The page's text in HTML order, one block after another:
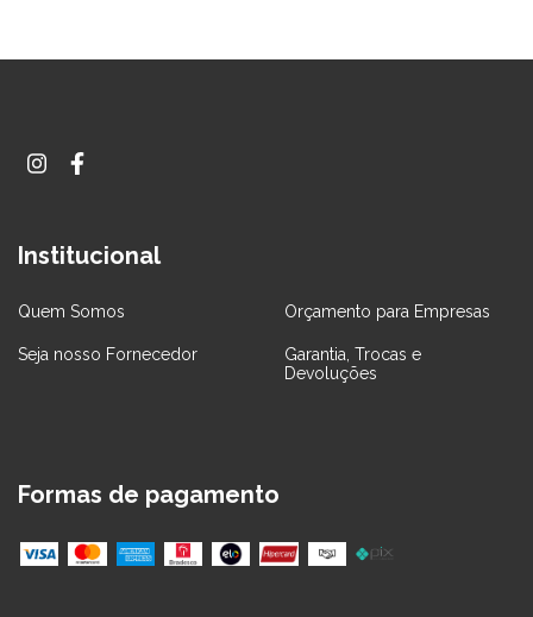
Institucional
Quem Somos Orçamento para Empresas
Seja nosso Fornecedor
Garantia, Trocas e
Devoluções
Formas de pagamento